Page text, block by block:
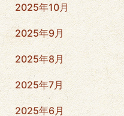
2025年10月
2025年9月
2025年8月
2025年7月
2025年6月